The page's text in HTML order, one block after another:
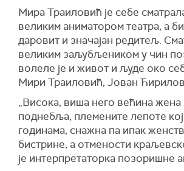
Мира Траиловић је себе
великим аниматором театра, а
даровит и значајан редитељ.
великим заљубљеником у чин
волеле је и живот и људе око
Мири Траиловић, Јован
„Висока, виша него већина жена
поднебља, племените лепоте
годинама, снажна па ипак
бистрине, а отмености
је интерпретаторка позоришне